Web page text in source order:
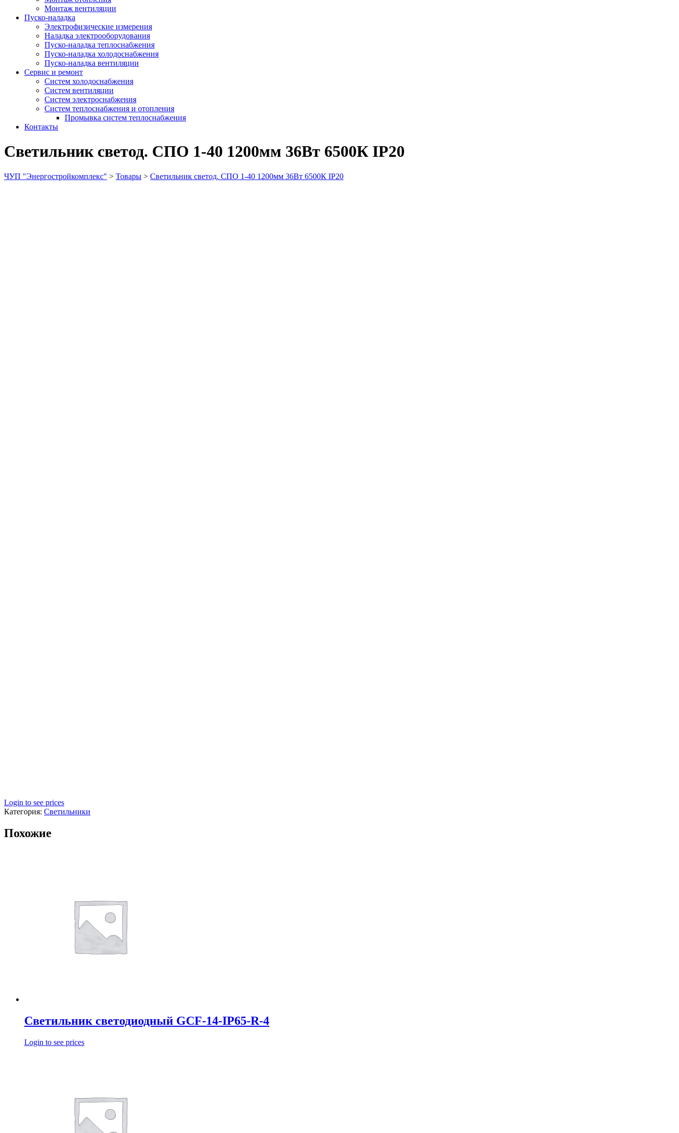
Монтаж вентиляции
Пуско-наладка
Электрофизические измерения
Наладка электрооборудования
Пуско-наладка теплоснабжения
Пуско-наладка холодоснабжения
Пуско-наладка вентиляции
Сервис и ремонт
Систем холодоснабжения
Систем вентиляции
Систем электроснабжения
Систем теплоснабжения и отопления
Промывка систем теплоснабжения
Контакты
Светильник светод. СПО 1-40 1200мм 36Вт 6500К IP20
ЧУП "Энергостройкомплекс" > Товары > Светильник светод. СПО 1-40 1200мм 36Вт 6500К IP20
Login to see prices
Категория: Светильники
Похожие
Светильник светодиодный GCF-14-IP65-R-4
Login to see prices